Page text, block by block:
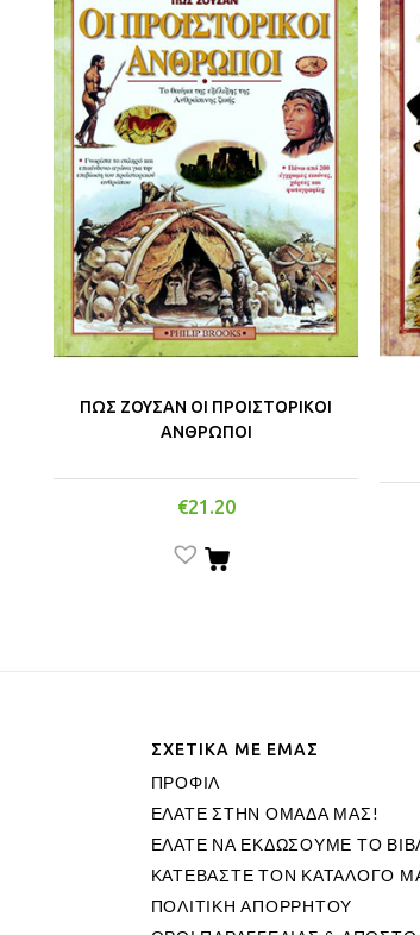
ΠΩΣ ΖΟΥΣΑΝ ΟΙ ΠΡΟΙΣΤΟΡΙΚΟΙ
ΑΝΘΡΩΠΟΙ
€21.20
ΣΧΕΤΙΚΑ ΜΕ ΕΜΑΣ
ΠΡΟΦΙΛ
ΕΛΑΤΕ ΣΤΗΝ ΟΜΑΔΑ ΜΑΣ!
ΕΛΑΤΕ ΝΑ ΕΚΔΩΣΟΥΜΕ ΤΟ
ΚΑΤΕΒΑΣΤΕ ΤΟΝ ΚΑΤΑΛΟΓΟ
ΠΟΛΙΤΙΚΗ ΑΠΟΡΡΗΤΟΥ